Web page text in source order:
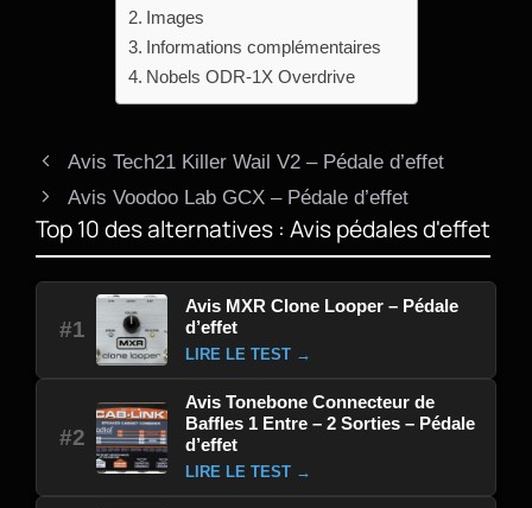
Images
Informations complémentaires
Nobels ODR-1X Overdrive
Avis Tech21 Killer Wail V2 – Pédale d’effet
Avis Voodoo Lab GCX – Pédale d’effet
Top 10 des alternatives : Avis pédales d'effet
#1
Avis MXR Clone Looper – Pédale
d’effet
LIRE LE TEST →
#2
Avis Tonebone Connecteur de
Baffles 1 Entre – 2 Sorties – Pédale
d’effet
LIRE LE TEST →